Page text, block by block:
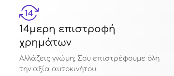
14μερη επιστροφή
χρημάτων
Αλλάζεις γνώμη; Σου επιστρέφουμε όλη
την αξία αυτοκινήτου.